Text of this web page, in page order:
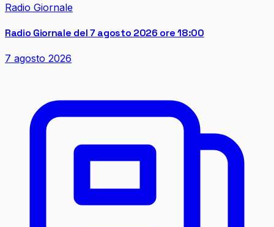
Radio Giornale
Radio Giornale del 7 agosto 2026 ore 18:00
7 agosto 2026